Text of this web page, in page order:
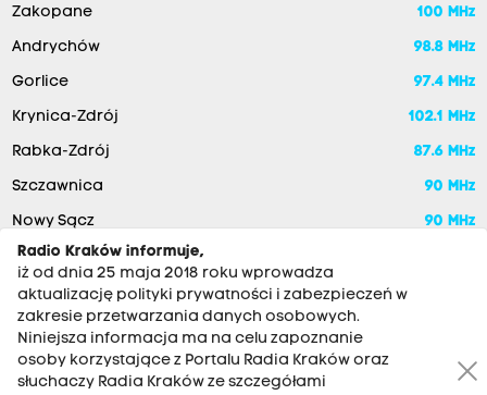
Zakopane 100 MHz
Andrychów 98.8 MHz
Gorlice 97.4 MHz
Krynica-Zdrój 102.1 MHz
Rabka-Zdrój 87.6 MHz
Szczawnica 90 MHz
Nowy Sącz
90 MHz
Radio Kraków informuje,
iż od dnia 25 maja 2018 roku wprowadza
aktualizację polityki prywatności i zabezpieczeń w
zakresie przetwarzania danych osobowych.
Niniejsza informacja ma na celu zapoznanie
osoby korzystające z Portalu Radia Kraków oraz
słuchaczy Radia Kraków ze szczegółami